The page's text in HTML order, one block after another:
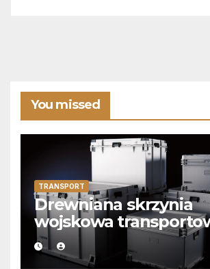
You missed
TRANSPORT
Drewniana skrzynia
wojskowa